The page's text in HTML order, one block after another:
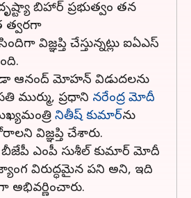
బిహార్ ప్రభుత్వం తన
త్వరగా
విజ్ఞప్తి చేస్తున్నట్లు ఐఏఎస్
ఆనంద్ మోహన్ విడుదలను
ముర్ము, ప్రధాని నరేంద్ర మోదీ
నితీష్ కుమార్‌ను
విజ్ఞప్తి చేశారు.
ఎంపీ సుశీల్ కుమార్ మోదీ
విరుద్ధమైన పని అని, ఇది
అభివర్ణించారు.